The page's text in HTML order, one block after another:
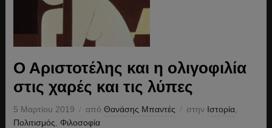
Ο Αριστοτέλης και η ολιγοφιλία
στις χαρές και τις λύπες
5 Μαρτίου 2019 από Θανάσης Μπαντές στην Ιστορία,
Πολιτισμός
Φιλοσοφία